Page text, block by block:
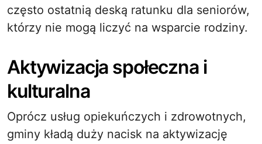
często ostatnią deską ratunku dla seniorów,
którzy nie mogą liczyć na wsparcie rodziny.
Aktywizacja społeczna i
kulturalna
Oprócz usług opiekuńczych i zdrowotnych,
gminy kładą duży nacisk na aktywizację